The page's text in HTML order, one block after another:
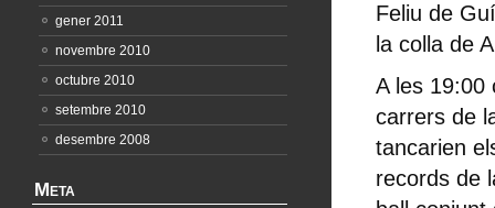
Feliu de
la colla de
A les 19:00
carrers de
tancarien
records de
gener 2011
novembre 2010
octubre 2010
setembre 2010
desembre 2008
Meta